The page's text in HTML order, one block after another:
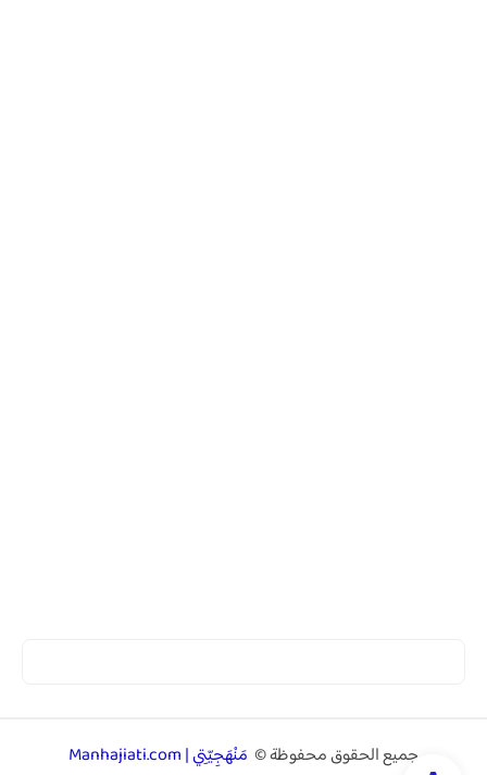
جميع الحقوق محفوظة © مَنْهَجِيّتِي | Manhajiati.com